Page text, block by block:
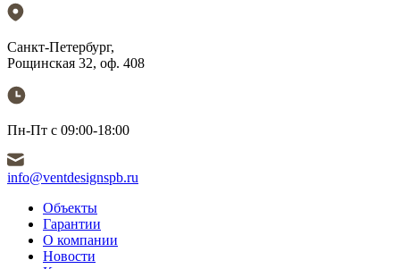
Санкт-Петербург,
Рощинская 32, оф. 408
Пн-Пт с 09:00-18:00
info@ventdesignspb.ru
Объекты
Гарантии
О компании
Новости